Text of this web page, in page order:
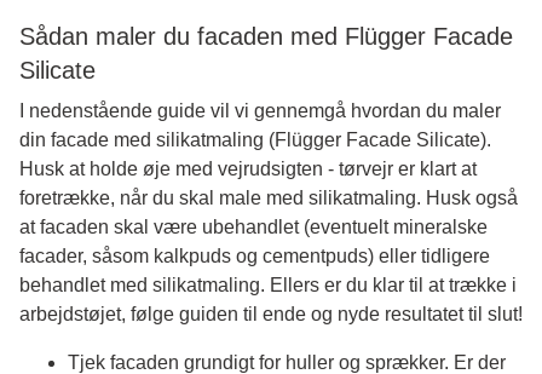
Sådan maler du facaden med Flügger Facade
Silicate
I nedenstående guide vil vi gennemgå hvordan du maler
din facade med silikatmaling (Flügger Facade Silicate).
Husk at holde øje med vejrudsigten - tørvejr er klart at
foretrække, når du skal male med silikatmaling. Husk også
at facaden skal være ubehandlet (eventuelt mineralske
facader, såsom kalkpuds og cementpuds) eller tidligere
behandlet med silikatmaling. Ellers er du klar til at trække i
arbejdstøjet, følge guiden til ende og nyde resultatet til slut!
Tjek facaden grundigt for huller og sprækker. Er der